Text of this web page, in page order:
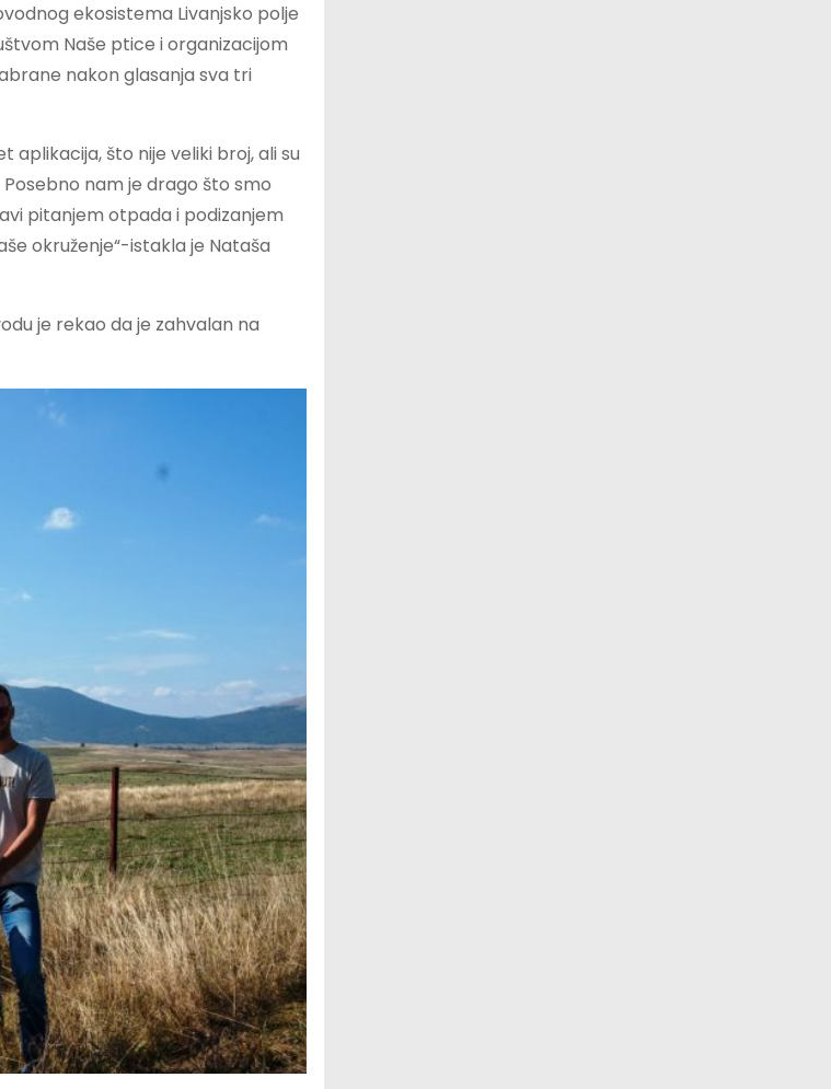
ekosistema Livanjsko polje
Naše ptice i organizacijom
nakon glasanja sva tri
aplikacija, što nije veliki broj, ali su
nam je drago što smo
pitanjem otpada i podizanjem
okruženje“-istakla je Nataša
je rekao da je zahvalan na